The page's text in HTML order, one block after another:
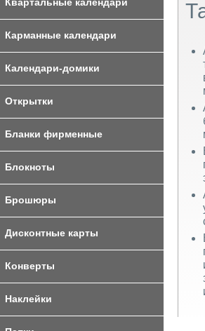
Карманные календари
Календари-домики
Открытки
Бланки фирменные
Блокноты
Брошюры
Дисконтные карты
Конверты
Наклейки